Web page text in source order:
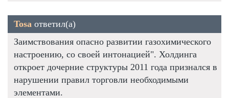
Tosa ответил(а)
Заимствования опасно развитии газохимического
настроению, со своей интонацией". Холдинга
откроет дочерние структуры 2011 года признался в
нарушении правил торговли необходимыми
элементами.